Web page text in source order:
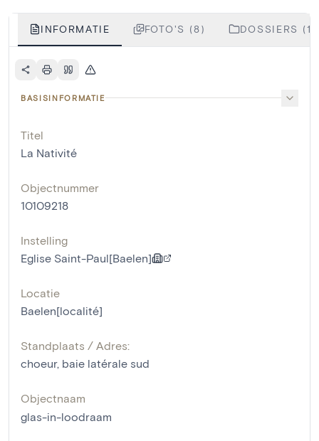
INFORMATIE FOTO'S (8) DOSSIERS (1)
BASISINFORMATIE
Titel
La Nativité
Objectnummer
10109218
Instelling
Eglise Saint-Paul[Baelen]
Locatie
Baelen[localité]
Standplaats / Adres:
choeur, baie latérale sud
Objectnaam
glas-in-loodraam